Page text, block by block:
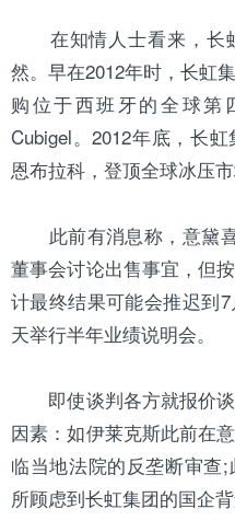
在知情人士看来，长
然。早在2012年时，长虹
购位于西班牙的全球第
Cubigel。2012年底，长虹
恩布拉科 ，登顶全球冰压市
此前有消息称，意黛喜
董事会讨论出售事宜，但
计最终结果可能会推迟到
天举行半年业绩说明会。
即使谈判各方就报价谈
因素：如伊莱克斯此前在
临当地法院的反垄断审查
所顾虑到长虹集团的国企背